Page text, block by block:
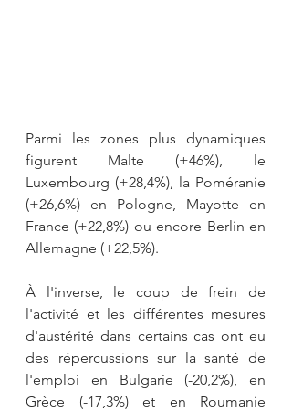
Parmi les zones plus dynamiques
figurent Malte (+46%), le
Luxembourg (+28,4%), la Poméranie
(+26,6%) en Pologne, Mayotte en
France (+22,8%) ou encore Berlin en
Allemagne (+22,5%).
À l'inverse, le coup de frein de
l'activité et les différentes mesures
d'austérité dans certains cas ont eu
des répercussions sur la santé de
l'emploi en Bulgarie (-20,2%), en
Grèce (-17,3%) et en Roumanie